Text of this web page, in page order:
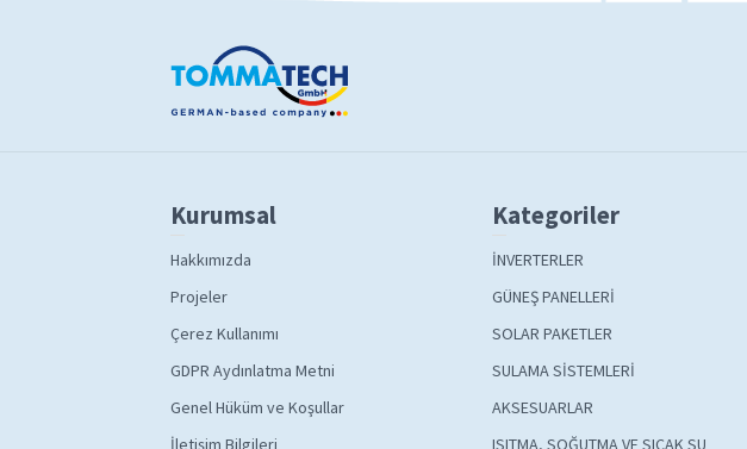
Kurumsal
Hakkımızda
Projeler
Çerez Kullanımı
GDPR Aydınlatma Metni
Genel Hüküm ve Koşullar
İletişim Bilgileri
Kategoriler
İNVERTERLER
GÜNEŞ PANELLERİ
SOLAR PAKETLER
SULAMA SİSTEMLERİ
AKSESUARLAR
ISITMA, SOĞUTMA VE SICAK SU